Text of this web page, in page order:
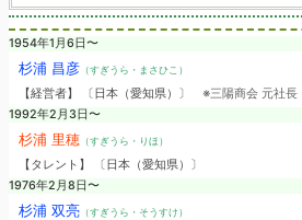
1954年1月6日〜
杉浦 昌彦（すぎうら・まさひこ）
【経営者】 〔日本（愛知県）〕 ※三陽商会 元社長
1992年2月3日〜
杉浦 里穂 （すぎうら・りほ）
【タレント】 〔日本（愛知県）〕
1976年2月8日〜
杉浦 双亮（すぎうら・そうすけ）